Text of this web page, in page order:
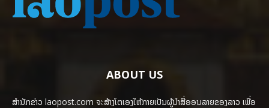
ABOUT US
ສຳນັກຂ່າວ laopost.com ຈະສ້າງໂຕເອງໃຫ້ກາຍເປັນຜູ້ນຳສື່ອອນລາຍຂອງລາວ ເພື່ອ